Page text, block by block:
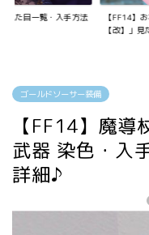
見た目一覧・入手方法
【FF14】
【改】」
ゴールドソーサー装備
【FF14】魔導
武器 染色・入
詳細♪